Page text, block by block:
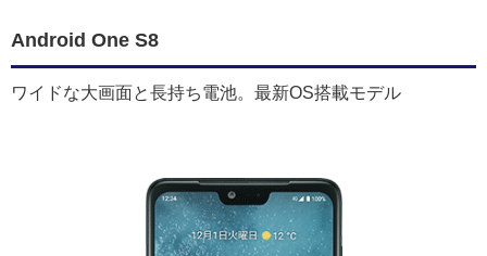
Android One S8
ワイドな大画面と長持ち電池。最新OS搭載モデル